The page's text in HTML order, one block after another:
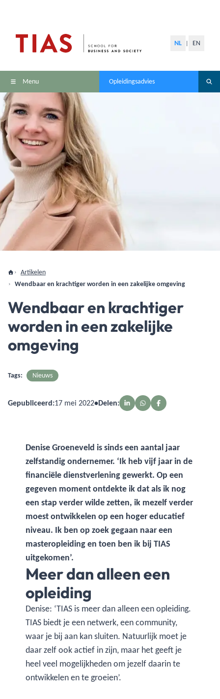
NL EN
Menu Opleidingsadvies
Artikelen
Wendbaar en krachtiger worden in een zakelijke omgeving
Wendbaar en krachtiger
worden in een zakelijke
omgeving
Tags: Nieuws
Gepubliceerd:17 mei 2022•Delen:
Denise Groeneveld is sinds een aantal jaar
zelfstandig ondernemer. ‘Ik heb vijf jaar in de
financiële dienstverlening gewerkt. Op een
gegeven moment ontdekte ik dat als ik nog
een stap verder wilde zetten, ik mezelf verder
moest ontwikkelen op een hoger educatief
niveau. Ik ben op zoek gegaan naar een
masteropleiding en toen ben ik bij TIAS
uitgekomen’.
Meer dan alleen een
opleiding
Denise: ‘TIAS is meer dan alleen een opleiding.
TIAS biedt je een netwerk, een community,
waar je bij aan kan sluiten. Natuurlijk moet je
daar zelf ook actief in zijn, maar het geeft je
heel veel mogelijkheden om jezelf daarin te
ontwikkelen en te groeien’.